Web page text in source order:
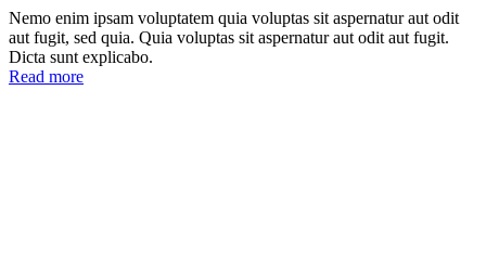
Nemo enim ipsam voluptatem quia voluptas sit aspernatur aut odit
aut fugit, sed quia. Quia voluptas sit aspernatur aut odit aut fugit.
Dicta sunt explicabo.
Read more